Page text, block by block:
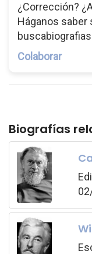
¿Corrección?
Háganos saber
Colaborar
Biografías